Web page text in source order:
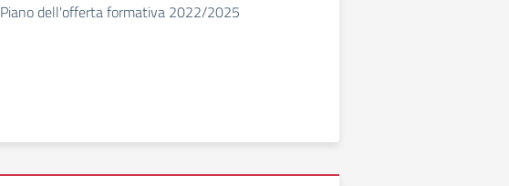
Piano dell'offerta formativa 2022/2025